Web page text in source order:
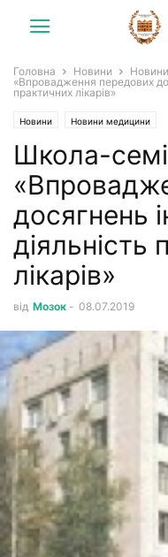
Головна Новини
«Впровадження передових
практичних лікарів»
Новини Новини медицини
Школа-
досягнень
діяльність
лікарів»
від Мозок - 08.07.2019